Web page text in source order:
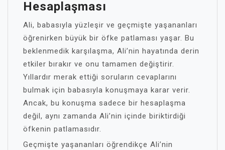
Hesaplaşması
Ali, babasıyla yüzleşir ve geçmişte yaşananları
öğrenirken büyük bir öfke patlaması yaşar. Bu
beklenmedik karşılaşma, Ali’nin hayatında derin
etkiler bırakır ve onu tamamen değiştirir.
Yıllardır merak ettiği soruların cevaplarını
bulmak için babasıyla konuşmaya karar verir.
Ancak, bu konuşma sadece bir hesaplaşma
değil, aynı zamanda Ali’nin içinde biriktirdiği
öfkenin patlamasıdır.
Geçmişte yaşananları öğrendikçe Ali’nin